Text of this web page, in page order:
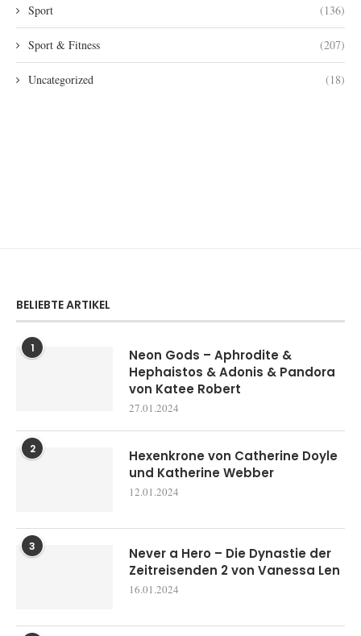
Sport (136)
Sport & Fitness (207)
Uncategorized (18)
BELIEBTE ARTIKEL
1
Neon Gods – Aphrodite &
Hephaistos & Adonis & Pandora
von Katee Robert
27.01.2024
2
Hexenkrone von Catherine Doyle
und Katherine Webber
12.01.2024
3
Never a Hero – Die Dynastie der
Zeitreisenden 2 von Vanessa Len
16.01.2024